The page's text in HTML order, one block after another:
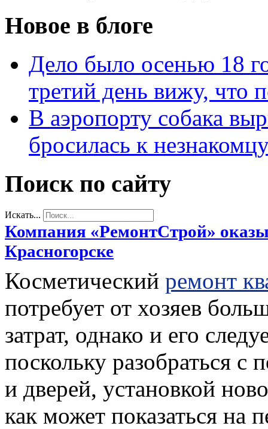
Новое в блоге
Дело было осенью 18
третий день вижу, что
В аэропорту собака
бросилась к
Поиск по сайту
Искать...
Компания «РемонтСтрой»
Красногорске
Косметический ремонт
потребует от хозяев
затрат, однако и его
поскольку разобраться с
и дверей, установкой
как может показаться на